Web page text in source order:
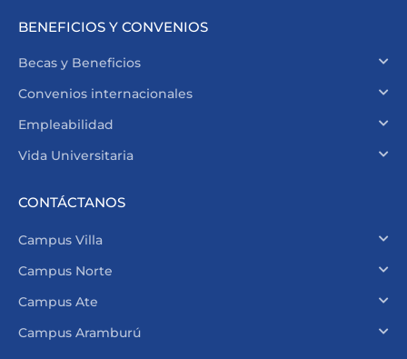
BENEFICIOS Y CONVENIOS
Becas y Beneficios
Convenios internacionales
Empleabilidad
Vida Universitaria
CONTÁCTANOS
Campus Villa
Campus Norte
Campus Ate
Campus Aramburú